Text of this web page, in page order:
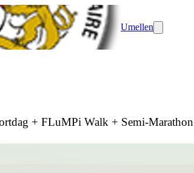
Populaire
Umellen
+ FLuMPi Walk + Semi-Marathon